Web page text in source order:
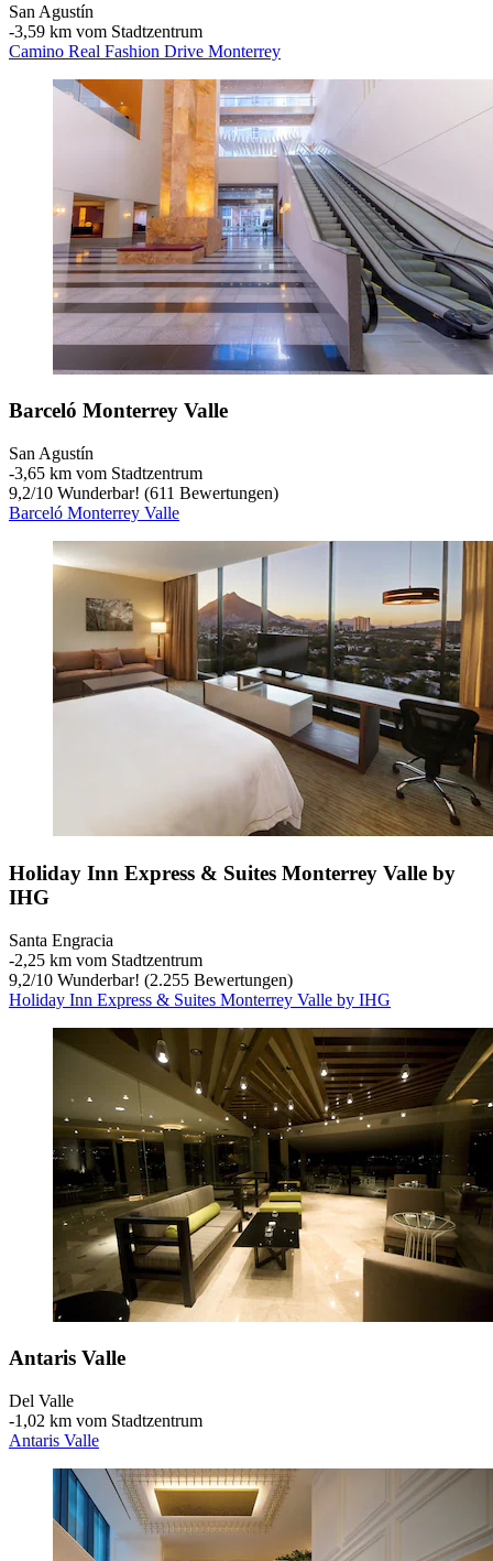
San Agustín
‐3,59 km vom Stadtzentrum
Camino Real Fashion Drive Monterrey
Barceló Monterrey Valle
San Agustín
‐3,65 km vom Stadtzentrum
9,2/10 Wunderbar! (611 Bewertungen)
Barceló Monterrey Valle
Holiday Inn Express & Suites Monterrey Valle by
IHG
Santa Engracia
‐2,25 km vom Stadtzentrum
9,2/10 Wunderbar! (2.255 Bewertungen)
Holiday Inn Express & Suites Monterrey Valle by IHG
Antaris Valle
Del Valle
‐1,02 km vom Stadtzentrum
Antaris Valle